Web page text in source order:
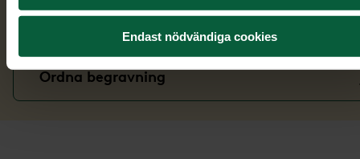
Endast nödvändiga cookies
Dödsannons
Ordna begravning